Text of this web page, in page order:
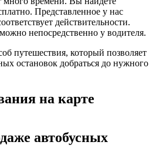
Представленное у нас
действительности.
непосредственно у водителя.
путешествия, который позволяет
остановок добраться до нужного
на карте
автобусных